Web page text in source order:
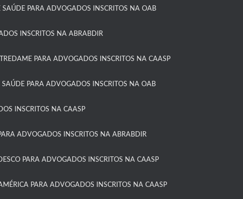
SAÚDE PARA ADVOGADOS INSCRITOS NA OAB​
INSCRITOS NA ABRABDIR
PARA ADVOGADOS INSCRITOS NA CAASP​
SAÚDE PARA ADVOGADOS INSCRITOS NA OAB
INSCRITOS NA CAASP​
ADVOGADOS INSCRITOS NA ABRABDIR
PARA ADVOGADOS INSCRITOS NA CAASP​
PARA ADVOGADOS INSCRITOS NA CAASP​